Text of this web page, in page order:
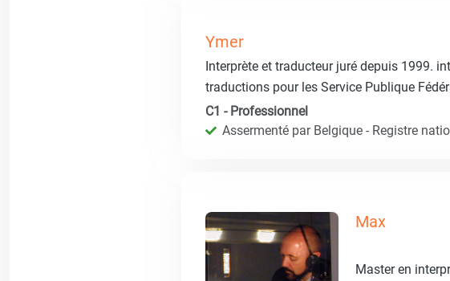
Ymer
Interprète et traducteur juré depuis 1999.
traductions pour les Service Publique
C1 - Professionnel
Assermenté par Belgique - Registre
Max
Master en